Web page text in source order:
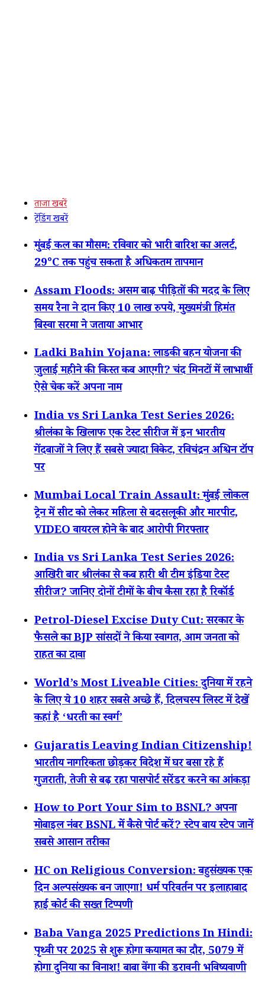
ताजा खबरें
ट्रेंडिंग खबरें
मुंबई कल का मौसम: रविवार को भारी बारिश का अलर्ट,
29°C तक पहुंच सकता है अधिकतम तापमान
Assam Floods: असम बाढ़ पीड़ितों की मदद के लिए
समय रैना ने दान किए 10 लाख रुपये, मुख्यमंत्री हिमंत
बिस्वा सरमा ने जताया आभार
Ladki Bahin Yojana: लाडकी बहन योजना की
जुलाई महीने की किस्त कब आएगी? चंद मिनटों में लाभार्थी
ऐसे चेक करें अपना नाम
India vs Sri Lanka Test Series 2026:
श्रीलंका के खिलाफ एक टेस्ट सीरीज में इन भारतीय
गेंदबाजों ने लिए हैं सबसे ज्यादा विकेट, रविचंद्रन अश्विन टॉप
पर
Mumbai Local Train Assault: मुंबई लोकल
ट्रेन में सीट को लेकर महिला से बदसलूकी और मारपीट,
VIDEO वायरल होने के बाद आरोपी गिरफ्तार
India vs Sri Lanka Test Series 2026:
आखिरी बार श्रीलंका से कब हारी थी टीम इंडिया टेस्ट
सीरीज? जानिए दोनों टीमों के बीच कैसा रहा है रिकॉर्ड
Petrol-Diesel Excise Duty Cut: सरकार के
फैसले का BJP सांसदों ने किया स्वागत, आम जनता को
राहत का दावा
World’s Most Liveable Cities: दुनिया में रहने
के लिए ये 10 शहर सबसे अच्छे हैं, दिलचस्प लिस्ट में देखें
कहां है ‘धरती का स्वर्ग’
Gujaratis Leaving Indian Citizenship!
भारतीय नागरिकता छोड़कर विदेश में घर बसा रहे हैं
गुजराती, तेजी से बढ़ रहा पासपोर्ट सरेंडर करने का आंकड़ा
How to Port Your Sim to BSNL? अपना
मोबाइल नंबर BSNL में कैसे पोर्ट करें? स्टेप बाय स्टेप जानें
सबसे आसान तरीका
HC on Religious Conversion: बहुसंख्यक एक
दिन अल्पसंख्यक बन जाएगा! धर्म परिवर्तन पर इलाहाबाद
हाई कोर्ट की सख्त टिप्पणी
Baba Vanga 2025 Predictions In Hindi:
पृथ्वी पर 2025 से शुरू होगा कयामत का दौर, 5079 में
होगा दुनिया का विनाश! बाबा वेंगा की डरावनी भविष्यवाणी